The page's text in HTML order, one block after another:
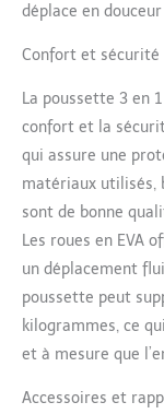
déplace en
Confort et sécurité
La poussette 3 en
confort et la
qui assure une
matériaux utilisés,
sont de bonne
Les roues en EVA
un déplacement
poussette peut
kilogrammes, ce
et à mesure que
Accessoires et